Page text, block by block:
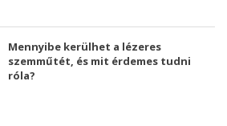
Mennyibe kerülhet a lézeres
szemműtét, és mit érdemes tudni
róla?